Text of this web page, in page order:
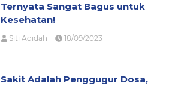
Ternyata Sangat Bagus untuk
Kesehatan!
Siti Adidah 18/09/2023
Sakit Adalah Penggugur Dosa,